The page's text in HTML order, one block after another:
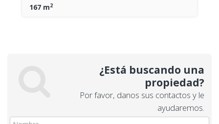
167 m2
¿Está buscando una
propiedad?
Por favor, danos sus contactos y le
ayudaremos.